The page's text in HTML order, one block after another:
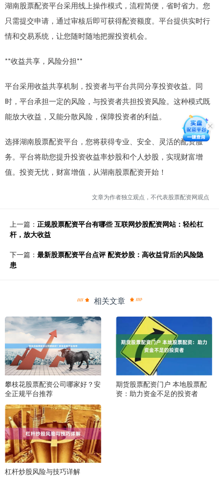
湖南股票配资平台采用线上操作模式，流程简便，省时省力。您
只需提交申请，通过审核后即可获得配资额度。平台提供实时行
情和交易系统，让您随时随地把握投资机会。
**收益共享，风险分担**
平台采用收益共享机制，投资者与平台共同分享投资收益。同
时，平台承担一定的风险，与投资者共担投资风险。这种模式既
能放大收益，又能分散风险，保障投资者的利益。
选择湖南股票配资平台，您将获得专业、安全、灵活的配资服
务。平台将助您提升投资收益率炒股和个人炒股，实现财富增
值。投资无忧，财富增值，从湖南股票配资开始！
文章为作者独立观点，不代表股票配资网观点
上一篇： 正规股票配资平台有哪些 互联网炒股配资网站：轻松杠
杆，放大收益
下一篇： 最新股票配资平台点评 配资炒股：高收益背后的风险隐
患
相关文章
攀枝花股票配资公司哪家好？安
全正规平台推荐
期货股票配资门户 本地股票配
资：助力资金不足的投资者
杠杆炒股风险与技巧详解